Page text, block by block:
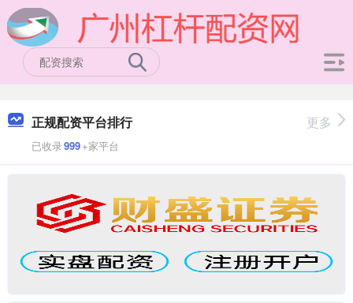
正规配资平台排行
已收录999+家平台
更多